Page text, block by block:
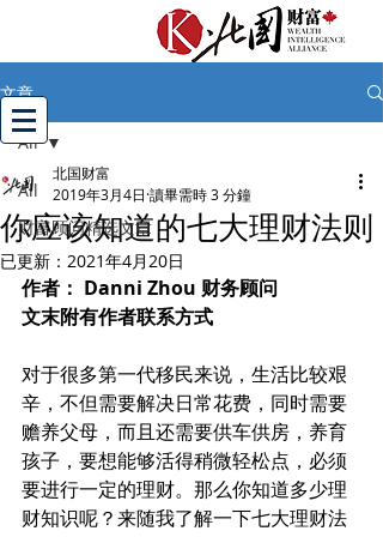
文章
All
财富顾问精选文章
All
你应该知道的七大理财法则
北国财富
2019年3月4日 讀畢需時 3 分鐘
已更新： 2021年4月20日
作者： Danni Zhou 财务顾问
文末附有作者联系方式
对于很多第一代移民来说，生活比较艰
辛，不但需要解决日常花费，同时需要
赡养父母，而且还需要供车供房，养育
孩子，要想能够活得稍微轻松点，必须
要进行一定的理财。那么你知道多少理
财知识呢？来随我了解一下七大理财法